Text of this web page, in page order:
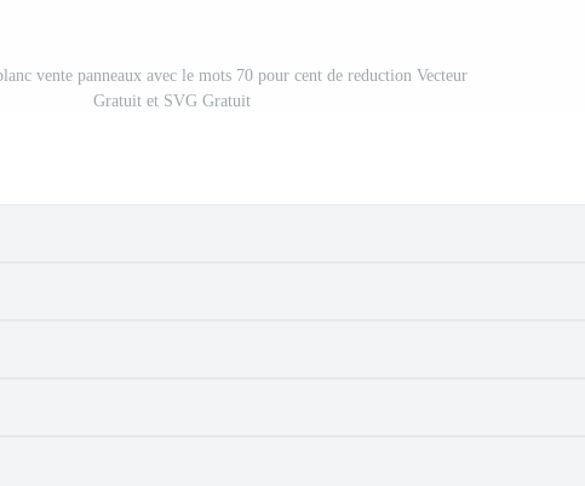
vente panneaux avec le mots 70 pour cent de reduction Vecteur
Gratuit et SVG Gratuit